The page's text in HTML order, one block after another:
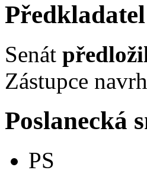
Předkladatel
Senát
Zástupce
Poslanecká
PS